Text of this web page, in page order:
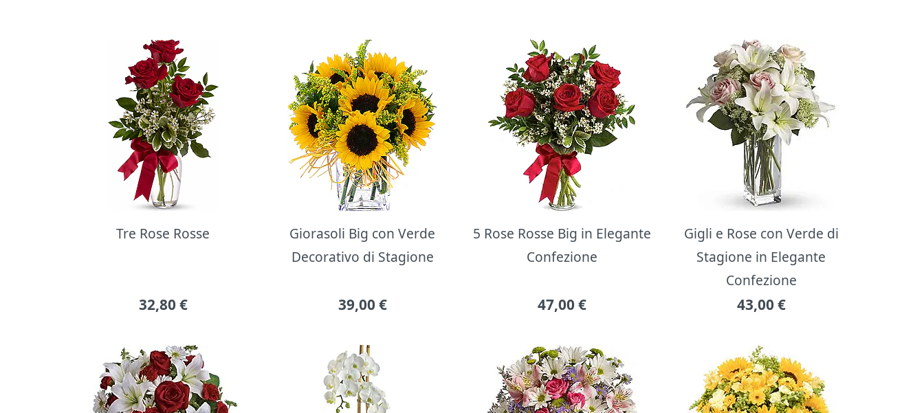
Bouquet di fiori
Tre Rose Rosse
32,80 €
Giorasoli Big con Verde
Decorativo di Stagione
39,00 €
5 Rose Rosse Big in Elegante
Confezione
47,00 €
Gigli e Rose con Verde di
Stagione in Elegante
Confezione
43,00 €